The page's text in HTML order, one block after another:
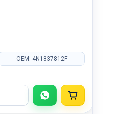
OEM: 4N1837812F